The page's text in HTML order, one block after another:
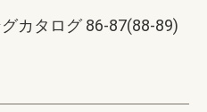
カタログ 86-87(88-89)